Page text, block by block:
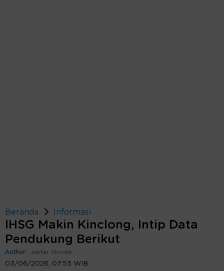
Beranda Informasi
IHSG Makin Kinclong, Intip Data
Pendukung Berikut
Author: Jakfar Shodik
03/06/2026, 07:55 WIB